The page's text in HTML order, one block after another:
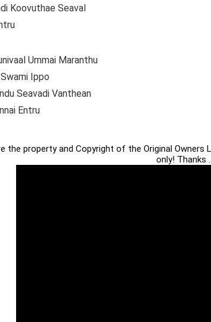
Koovuthae Seaval
Ummai Maranthu
Ippo
Seavadi Vanthean
Entru
the property and Copyright of the Original Owners
only! Thanks .